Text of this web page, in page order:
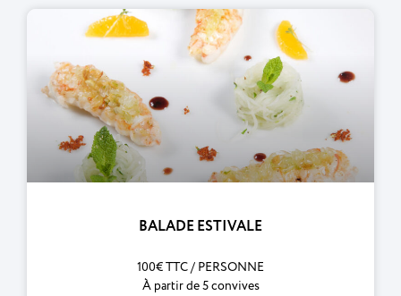
BALADE ESTIVALE
100€ TTC / PERSONNE
À partir de 5 convives